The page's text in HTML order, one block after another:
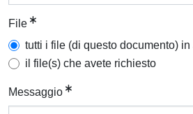
File
tutti i file (di questo documento)
il file(s) che avete richiesto
Messaggio